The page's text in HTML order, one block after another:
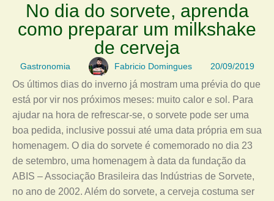
No dia do sorvete, aprenda
como preparar um milkshake
de cerveja
Gastronomia Fabricio Domingues 20/09/2019
Os últimos dias do inverno já mostram uma prévia do que
está por vir nos próximos meses: muito calor e sol. Para
ajudar na hora de refrescar-se, o sorvete pode ser uma
boa pedida, inclusive possui até uma data própria em sua
homenagem. O dia do sorvete é comemorado no dia 23
de setembro, uma homenagem à data da fundação da
ABIS – Associação Brasileira das Indústrias de Sorvete,
no ano de 2002. Além do sorvete, a cerveja costuma ser